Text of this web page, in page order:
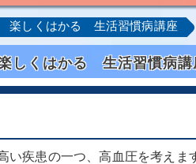
高脂血症） 糖尿病
ンドローム
動脈硬化
心
アルコール肝疾患
ム／サルコペニア／フレイル
楽しくはかる 生活習慣病講座
しくはかる 生活習慣病講
い疾患の一つ、高血圧を考えま